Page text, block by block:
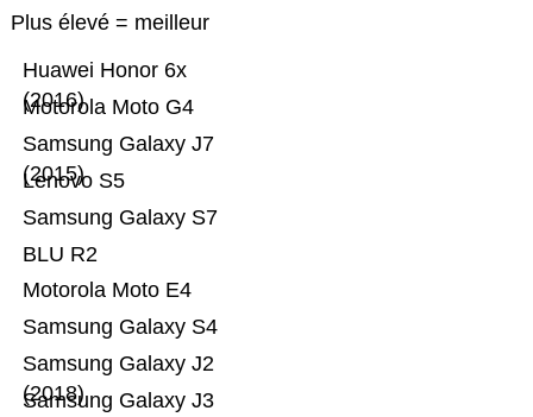
Plus élevé = meilleur
Samsung Galaxy J3
Samsung Galaxy J2
(2018)
Samsung Galaxy S4
Motorola Moto E4
BLU R2
Samsung Galaxy S7
Lenovo S5
Samsung Galaxy J7
(2015)
Motorola Moto G4
Huawei Honor 6x
(2016)